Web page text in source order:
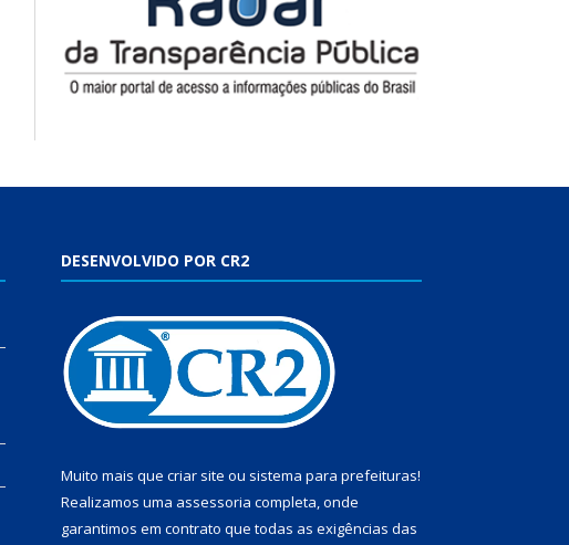
DESENVOLVIDO POR CR2
Muito mais que criar site ou sistema para prefeituras!
Realizamos uma assessoria completa, onde
garantimos em contrato que todas as exigências das